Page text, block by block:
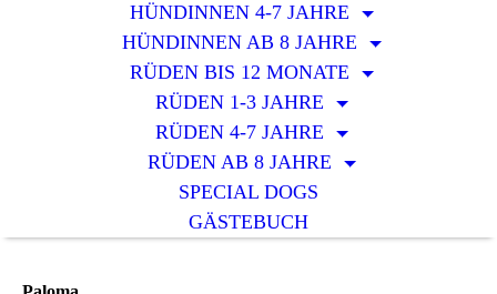
HÜNDINNEN 4-7 JAHRE
HÜNDINNEN AB 8 JAHRE
RÜDEN BIS 12 MONATE
RÜDEN 1-3 JAHRE
RÜDEN 4-7 JAHRE
RÜDEN AB 8 JAHRE
SPECIAL DOGS
GÄSTEBUCH